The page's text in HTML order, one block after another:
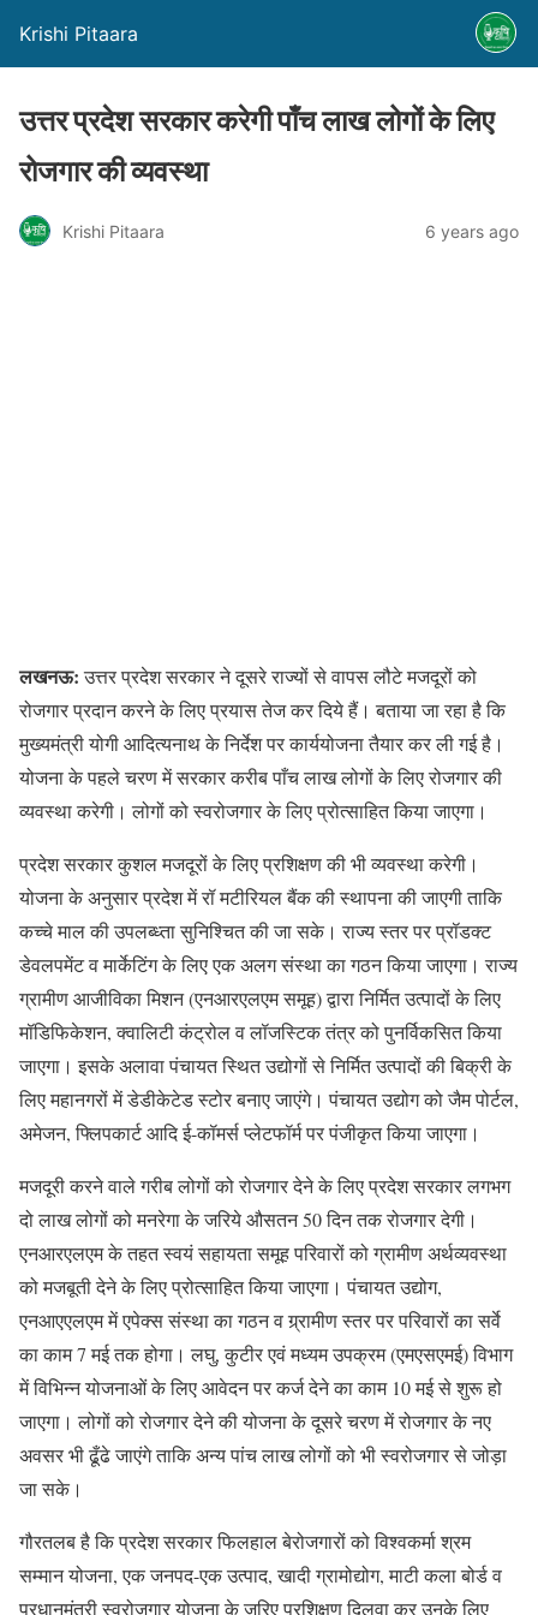
Krishi Pitaara
उत्तर प्रदेश सरकार करेगी पाँच लाख लोगों के लिए
रोजगार की व्यवस्था
Krishi Pitaara 6 years ago
लखनऊ:उत्तर प्रदेश सरकार ने दूसरे राज्यों से वापस लौटे मजदूरों को
रोजगार प्रदान करने के लिए प्रयास तेज कर दिये हैं। बताया जा रहा है कि
मुख्यमंत्री योगी आदित्यनाथ के निर्देश पर कार्ययोजना तैयार कर ली गई है।
योजना के पहले चरण में सरकार करीब पाँच लाख लोगों के लिए रोजगार की
व्यवस्था करेगी। लोगों को स्वरोजगार के लिए प्रोत्साहित किया जाएगा।
प्रदेश सरकार कुशल मजदूरों के लिए प्रशिक्षण की भी व्यवस्था करेगी।
योजना के अनुसार प्रदेश में रॉ मटीरियल बैंक की स्थापना की जाएगी ताकि
कच्चे माल की उपलब्ध्ता सुनिश्चित की जा सके। राज्य स्तर पर प्रॉडक्ट
डेवलपमेंट व मार्केटिंग के लिए एक अलग संस्था का गठन किया जाएगा। राज्य
ग्रामीण आजीविका मिशन (एनआरएलएम समूह) द्वारा निर्मित उत्पादों के लिए
मॉडिफिकेशन, क्वालिटी कंट्रोल व लॉजस्टिक तंत्र को पुनर्विकसित किया
जाएगा। इसके अलावा पंचायत स्थित उद्योगों से निर्मित उत्पादों की बिक्री के
लिए महानगरों में डेडीकेटेड स्टोर बनाए जाएंगे। पंचायत उद्योग को जैम पोर्टल,
अमेजन, फ्लिपकार्ट आदि ई-कॉमर्स प्लेटफॉर्म पर पंजीकृत किया जाएगा।
मजदूरी करने वाले गरीब लोगों को रोजगार देने के लिए प्रदेश सरकार लगभग
दो लाख लोगों को मनरेगा के जरिये औसतन 50 दिन तक रोजगार देगी।
एनआरएलएम के तहत स्वयं सहायता समूह परिवारों को ग्रामीण अर्थव्यवस्था
को मजबूती देने के लिए प्रोत्साहित किया जाएगा। पंचायत उद्योग,
एनआएएलएम में एपेक्स संस्था का गठन व ग्र्रामीण स्तर पर परिवारों का सर्वे
का काम 7 मई तक होगा। लघु, कुटीर एवं मध्यम उपक्रम (एमएसएमई) विभाग
में विभिन्न योजनाओं के लिए आवेदन पर कर्ज देने का काम 10 मई से शुरू हो
जाएगा। लोगों को रोजगार देने की योजना के दूसरे चरण में रोजगार के नए
अवसर भी ढूँढे जाएंगे ताकि अन्य पांच लाख लोगों को भी स्वरोजगार से जोड़ा
जा सके।
गौरतलब है कि प्रदेश सरकार फिलहाल बेरोजगारों को विश्वकर्मा श्रम
सम्मान योजना, एक जनपद-एक उत्पाद, खादी ग्रामोद्योग, माटी कला बोर्ड व
प्रधानमंत्री स्वरोजगार योजना के जरिए प्रशिक्षण दिलवा कर उनके लिए